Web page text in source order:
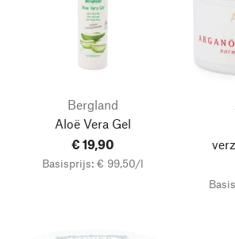
Bergland
Aloë Vera Gel
€ 19,90
Basisprijs: € 99,50/l